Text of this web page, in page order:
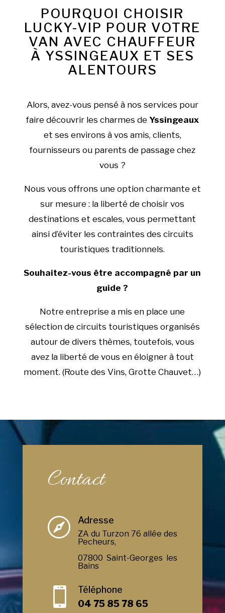
POURQUOI CHOISIR
LUCKY-VIP POUR VOTRE
VAN AVEC CHAUFFEUR
À YSSINGEAUX ET SES
ALENTOURS
Alors, avez-vous pensé à nos services pour
faire découvrir les charmes deYssingeaux
et ses environs à vos amis, clients,
fournisseurs ou parents de passage chez
vous ?
Nous vous offrons une option charmante et
sur mesure : la liberté de choisir vos
destinations et escales, vous permettant
ainsi d’éviter les contraintes des circuits
touristiques traditionnels.
Souhaitez-vous être accompagné par un
guide ?
Notre entreprise a mis en place une
sélection de circuits touristiques organisés
autour de divers thèmes, toutefois, vous
avez la liberté de vous en éloigner à tout
moment. (Route des Vins, Grotte Chauvet…)
Contact
 Adresse
ZA du Turzon 76 allée des
Pecheurs,
07800 Saint-Georges les
Bains

Téléphone
04 75 85 78 65